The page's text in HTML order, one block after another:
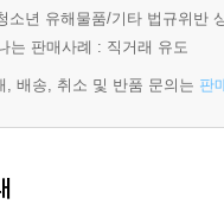
소년 유해물품/기타 법규위반
는 판매사례 : 직거래 유도
, 배송, 취소 및 반품 문의는 판